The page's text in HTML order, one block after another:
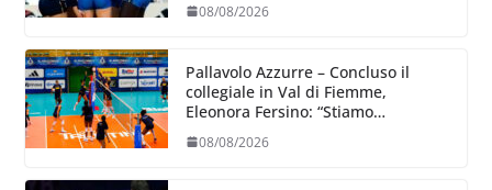
08/08/2026
Pallavolo Azzurre – Concluso il
collegiale in Val di Fiemme,
Eleonora Fersino: “Stiamo
lavorando su quei piccoli dettagli
dove poter migliorare”.
08/08/2026